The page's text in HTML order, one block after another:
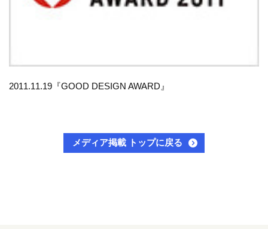
2011.11.19『GOOD DESIGN AWARD』
メディア掲載 トップに戻る